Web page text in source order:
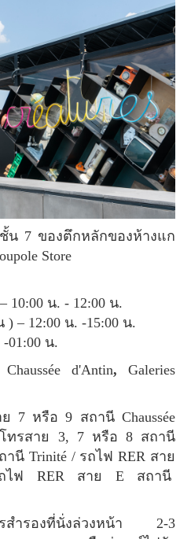
Store
10:00 น. - 12:00 น.
– 12:00 น. -15:00 น.
01:00 น.
d'Antin, Galeries
ย 7 หรือ 9 สถานี Chaussée
โทรสาย 3, 7 หรือ 8 สถานี
านี Trinité / รถไฟ RER สาย
ฟ RER สาย E สถานี